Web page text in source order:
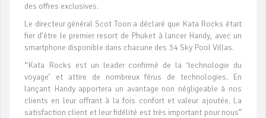
des offres exclusives.
Le directeur général Scot Toon a déclaré que Kata Rocks était
fier d’être le premier resort de Phuket à lancer Handy, avec un
smartphone disponible dans chacune des 34 Sky Pool Villas.
“Kata Rocks est un leader confirmé de la ‘technologie du
voyage’ et attire de nombreux férus de technologies. En
lançant Handy apportera un avantage non négligeable à nos
clients en leur offrant à la fois confort et valeur ajoutée. La
satisfaction client et leur fidélité est très important pour nous”